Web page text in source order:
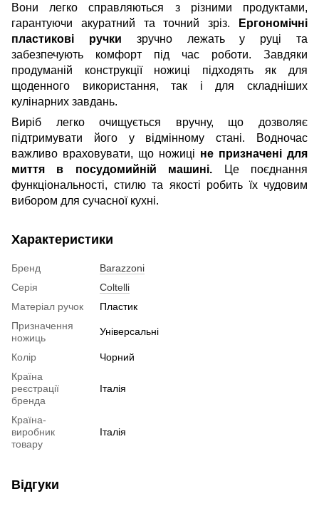
Вони легко справляються з різними продуктами,
гарантуючи акуратний та точний зріз.
Ергономічні
пластикові ручки зручно лежать у руці та
забезпечують комфорт під час роботи. Завдяки
продуманій конструкції ножиці підходять як для
щоденного використання, так і для складніших
кулінарних завдань.
Виріб легко очищується вручну, що дозволяє
підтримувати його у відмінному стані. Водночас
важливо враховувати, що ножиці не призначені для
миття в посудомийній машині. Це поєднання
функціональності, стилю та якості робить їх чудовим
вибором для сучасної кухні.
Характеристики
Бренд
Barazzoni
Серія
Сoltelli
Матеріал ручок
Пластик
Призначення
ножиць
Універсальні
Колір
Чорний
Країна
реєстрації
бренда
Італія
Країна-
виробник
товару
Італія
Відгуки